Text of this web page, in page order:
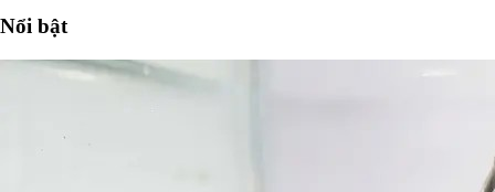
Nổi bật